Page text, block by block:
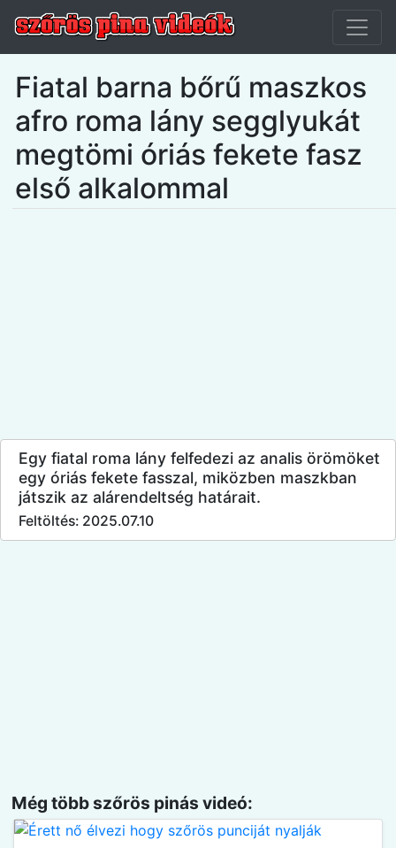
Fiatal barna bőrű maszkos
afro roma lány segglyukát
megtömi óriás fekete fasz
első alkalommal
Egy fiatal roma lány felfedezi az analis örömöket
egy óriás fekete fasszal, miközben maszkban
játszik az alárendeltség határait.
Feltöltés: 2025.07.10
Még több szőrös pinás videó: